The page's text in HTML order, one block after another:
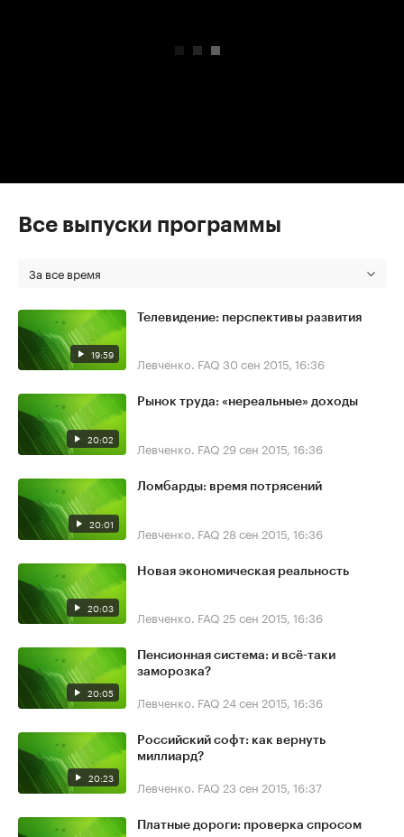
Все выпуски программы
За все время
19:59
Телевидение: перспективы развития
Левченко. FAQ 30 сен 2015, 16:36
20:02
Рынок труда: «нереальные» доходы
Левченко. FAQ 29 сен 2015, 16:36
20:01
Ломбарды: время потрясений
Левченко. FAQ 28 сен 2015, 16:36
20:03
Новая экономическая реальность
Левченко. FAQ 25 сен 2015, 16:36
20:05
Пенсионная система: и всё-таки
заморозка?
Левченко. FAQ 24 сен 2015, 16:36
20:23
Российский софт: как вернуть
миллиард?
Левченко. FAQ 23 сен 2015, 16:37
Платные дороги: проверка спросом